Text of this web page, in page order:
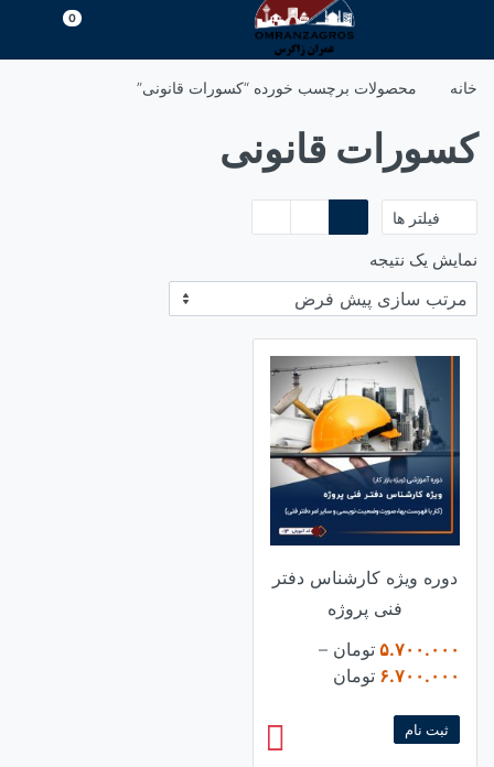
محتوا
0
خانه محصولات برچسب خورده “کسورات قانونی”
کسورات قانونی
فیلتر ها
نمایش یک نتیجه
دوره ویژه کارشناس دفتر
فنی پروژه
۵.۷۰۰.۰۰۰ تومان –
۶.۷۰۰.۰۰۰ تومان
through
ثبت نام